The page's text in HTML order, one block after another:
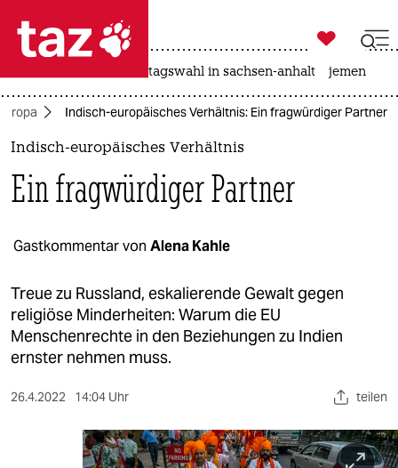
 taz zahl ich
taz zahl ich
politik
öko
gesellschaft
kultur
sport
berlin

taz zahl ich
landtagswahl in sachsen-anhalt jemen
Indisch-europäisches Verhältnis: Ein fragwürdiger Partner
Indisch-europäisches Verhältnis
Ein fragwürdiger Partner
Gastkommentar von Alena Kahle
Treue zu Russland, eskalierende Gewalt gegen
religiöse Minderheiten: Warum die EU
Menschenrechte in den Beziehungen zu Indien
ernster nehmen muss.
26.4.2022 14:04 Uhr teilen